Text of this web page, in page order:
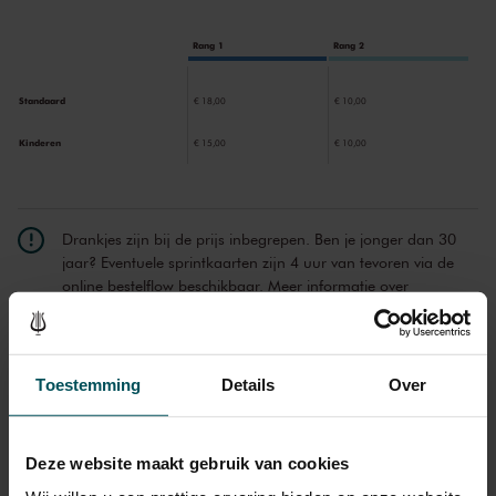
Toestemming Details Over
Deze website maakt gebruik van cookies
Rang 1 Rang 2
Standaard € 18,00 € 10,00
Kinderen € 15,00 € 10,00
Drankjes zijn bij de prijs inbegrepen. Ben je jonger dan 30
jaar? Eventuele sprintkaarten zijn 4 uur van tevoren via de
online bestelflow beschikbaar. Meer informatie over
kassa@concertgebouw.nl of bel de Concertgebouwlijn op
020 – 671 83 45.